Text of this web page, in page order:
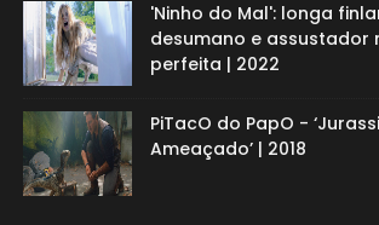
'Ninho do Mal': longa
desumano e assustador
perfeita | 2022
PiTacO do PapO -
Ameaçado’ | 2018